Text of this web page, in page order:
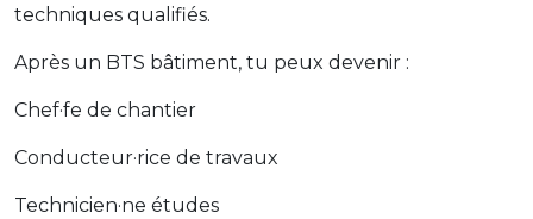
techniques qualifiés.
Après un BTS bâtiment, tu peux devenir :
Chef·fe de chantier
Conducteur·rice de travaux
Technicien·ne études